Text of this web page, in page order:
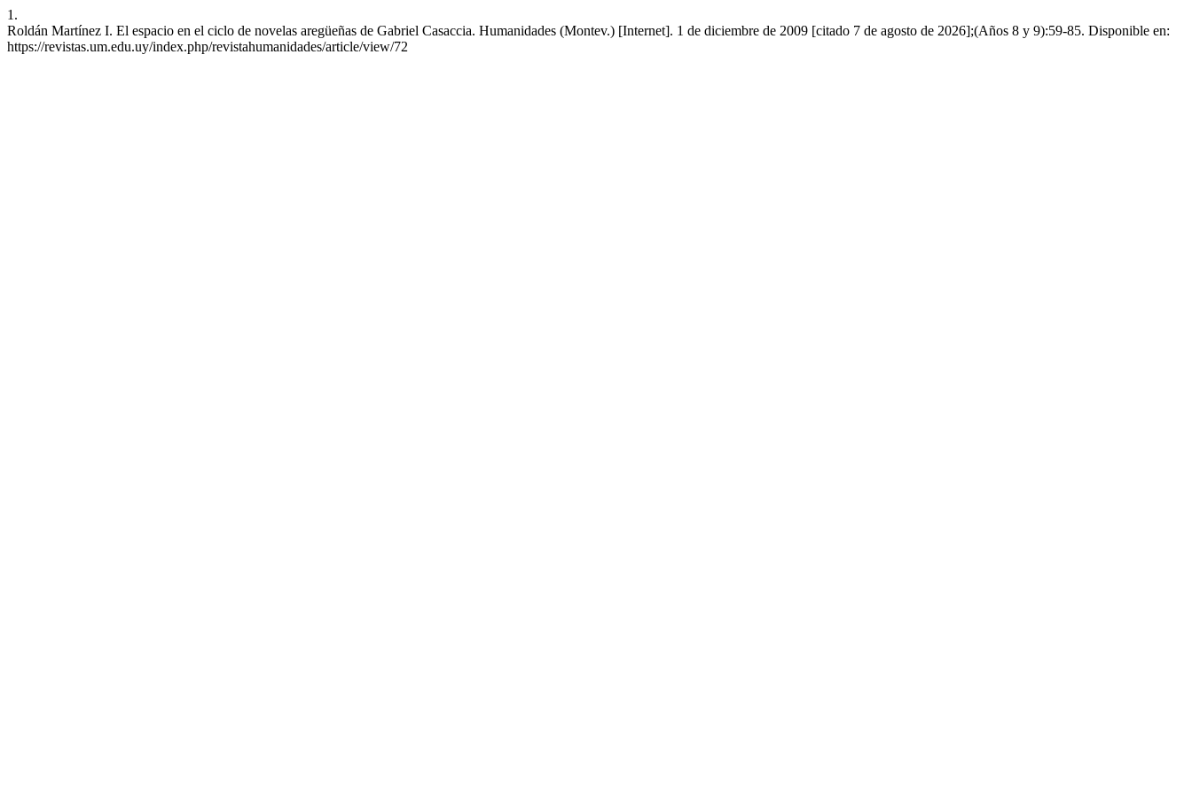
1.
Roldán Martínez I. El espacio en el ciclo de novelas aregüeñas de Gabriel Casaccia. Humanidades (Montev.) [Internet]. 1 de diciembre de 2009 [citado 7 de agosto de 2026];(Años 8 y 9):59-85. Disponible en:
https://revistas.um.edu.uy/index.php/revistahumanidades/article/view/72